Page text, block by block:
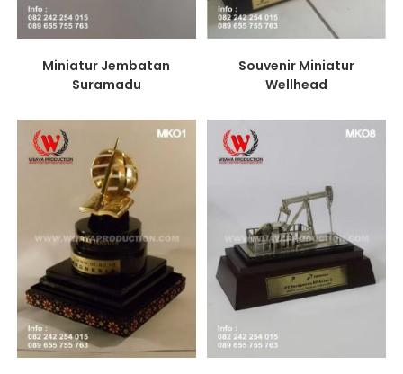
Miniatur Jembatan
Suramadu
Souvenir Miniatur
Wellhead